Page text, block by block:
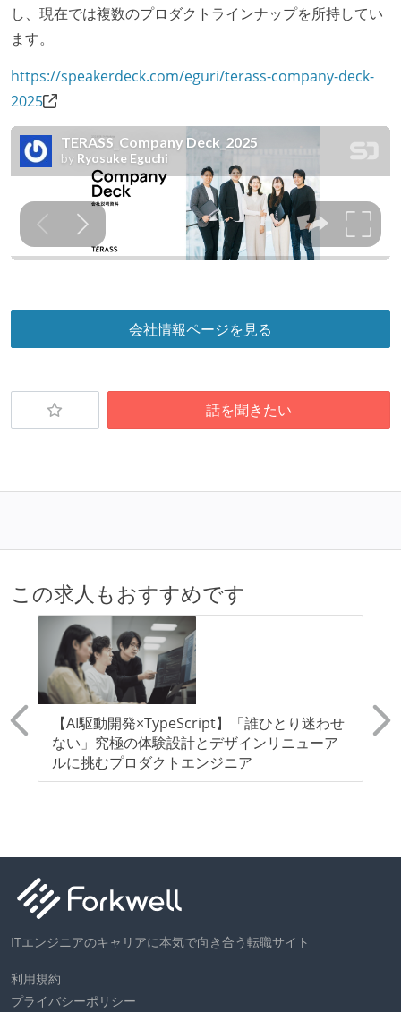
し、現在では複数のプロダクトラインナップを所持してい
ます。
https://speakerdeck.com/eguri/terass-company-deck-
2025
会社情報ページを見る
話を聞きたい
この求人もおすすめです
【AI駆動開発×TypeScript】「誰ひとり迷わせ
ない」究極の体験設計とデザインリニューア
ルに挑むプロダクトエンジニア
ITエンジニアのキャリアに本気で向き合う転職サイト
利用規約
プライバシーポリシー